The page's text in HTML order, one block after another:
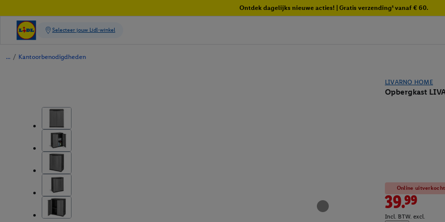
Ontdek dagelijks nieuwe acties! | Gratis verzending¹ vanaf € 60.
/ Kantoorbenodigdheden
LIVARNO HOME
Opbergkast
Online
39.99
Incl. BTW. excl.